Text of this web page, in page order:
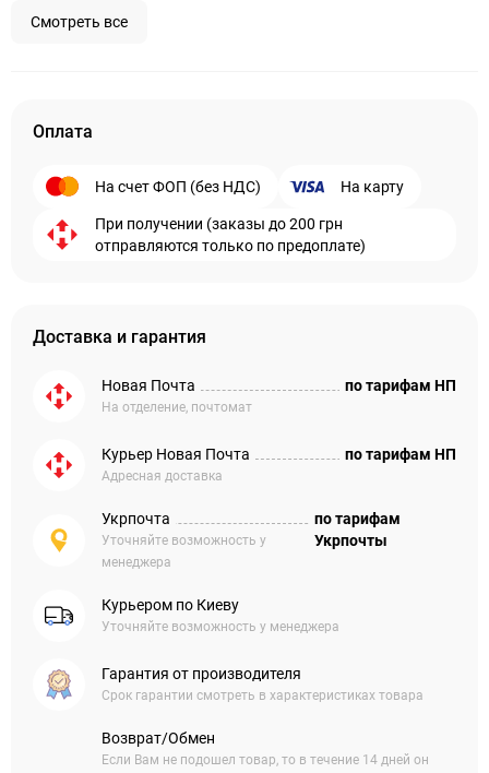
Смотреть все
Оплата
На счет ФОП (без НДС) На карту
При получении (заказы до 200 грн
отправляются только по предоплате)
Доставка и гарантия
Новая Почта
На отделение, почтомат
по тарифам НП
Курьер Новая Почта
Адресная доставка
по тарифам НП
Укрпочта
Уточняйте возможность у
менеджера
по тарифам
Укрпочты
Курьером по Киеву
Уточняйте возможность у менеджера
Гарантия от производителя
Срок гарантии смотреть в характеристиках товара
Возврат/Обмен
Если Вам не подошел товар, то в течение 14 дней он